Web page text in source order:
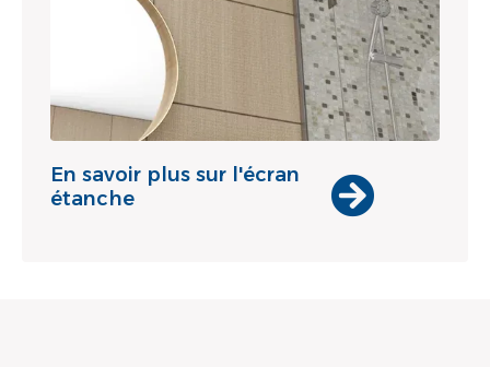
En savoir plus sur l'écran
étanche